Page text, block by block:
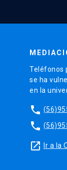
Teléfonos
se ha
en la
phone
phone
launch Ir a la